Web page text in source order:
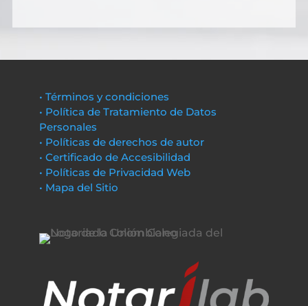
• Términos y condiciones
• Política de Tratamiento de Datos
Personales
• Políticas de derechos de autor
• Certificado de Accesibilidad
• Políticas de Privacidad Web
• Mapa del Sitio